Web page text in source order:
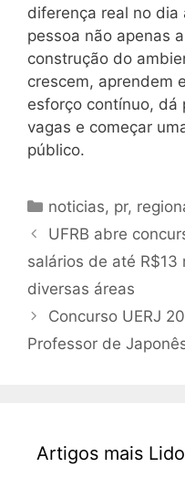
diferença real no dia
pessoa não apenas
construção do
crescem, aprendem
esforço contínuo, dá
vagas e começar
público.
Categorias
noticias, pr,
UFRB abre
salários de até R$13
diversas áreas
Concurso UERJ
Professor de
Artigos mais